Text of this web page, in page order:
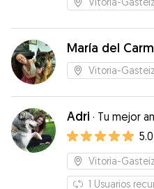
María del
Vitoria-Gasteiz
Adri · Tu mejor
5.0
Vitoria-Gasteiz
1 Usuarios